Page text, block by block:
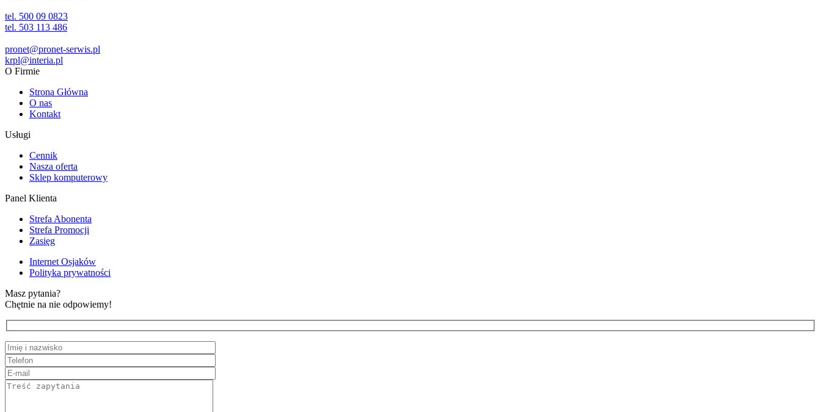
tel. 500 09 0823
tel. 503 113 486
pronet@pronet-serwis.pl
krpl@interia.pl
O Firmie
Strona Główna
O nas
Kontakt
Usługi
Cennik
Nasza oferta
Sklep komputerowy
Panel Klienta
Strefa Abonenta
Strefa Promocji
Zasięg
Internet Osjaków
Polityka prywatności
Masz pytania?
Chętnie na nie odpowiemy!